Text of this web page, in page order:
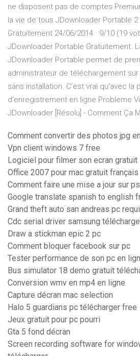
ne disposent pas de comptes
la vie de tous JDownloader Portable
Gratuitement 24/06/2014 · 9/10 (19
JDownloader Portable Gratuitement.
JDownloader Portable permet de
administrateur de téléchargement
sans installation. C’est vrai qu'avec
d’enregistrement en ligne Probleme
JDownloader [Résolu] - Comment Ça
Comment convertir des photos jpg
Vpn client windows 7 free
Logiciel pour filmer son ecran gratuit
Office 2007 pour mac gratuit français
Comment faire une mise a jour sur
Google translate spanish to english
Grand theft auto san andreas pc
Cdc serial driver samsung
Draw a stickman epic 2 pc
Comment bloquer facebook sur pc
Tester performance de son pc en
Bus simulator 18 demo gratuit
Conversion wmv en mp4 en ligne
Capture décran mac selection
Halo 5 guardians pc télécharger free
Jeux gratuit pour pc pourri
Gta 5 fond décran
Screen recording software for